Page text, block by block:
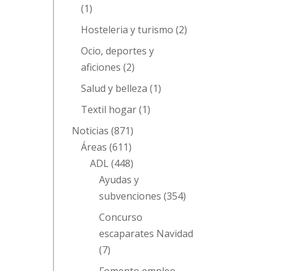
(1)
Hosteleria y turismo (2)
Ocio, deportes y
aficiones (2)
Salud y belleza (1)
Textil hogar(1)
Noticias (871)
Áreas (611)
ADL(448)
Ayudas y
subvenciones (354)
Concurso
escaparates Navidad
(7)